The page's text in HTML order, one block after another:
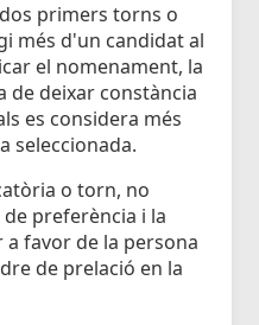
primers torns o
més d'un candidat al
el nomenament, la
de deixar constància
es considera més
seleccionada.
o torn, no
preferència i la
favor de la persona
de prelació en la